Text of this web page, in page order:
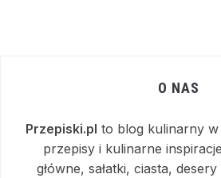
O NAS
Przepiski.pl to blog kulinarny
przepisy i kulinarne
główne, sałatki, ciasta,